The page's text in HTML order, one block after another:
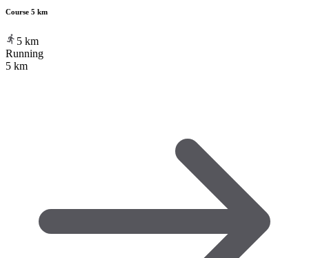
Course 5 km
5 km
Running
5 km